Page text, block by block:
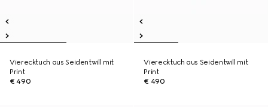
Vierecktuch aus Seidentwill mit
Print
€ 490
Vierecktuch aus Seidentwill mit
Print
€ 490